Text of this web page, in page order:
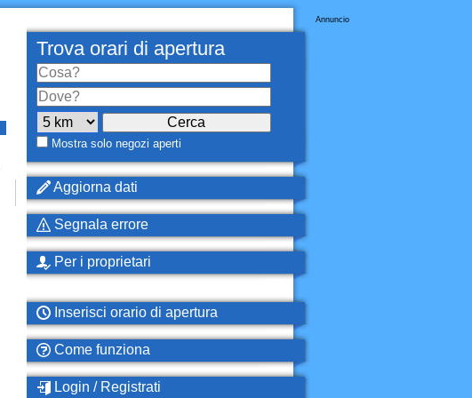
Annuncio
Trova orari di apertura
Mostra solo negozi aperti
Aggiorna dati
Segnala errore
Per i proprietari
Inserisci orario di apertura
Come funziona
Login / Registrati